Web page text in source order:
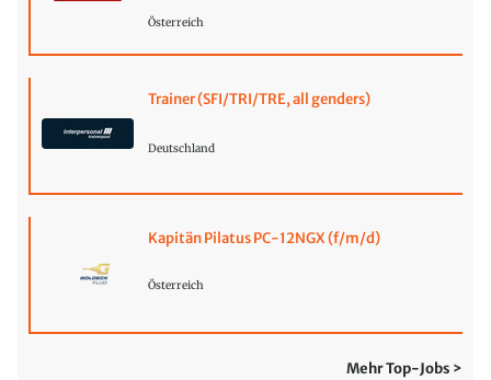
Österreich
Trainer (SFI/TRI/TRE, all genders)
Deutschland
Kapitän Pilatus PC-12NGX (f/m/d)
Österreich
Mehr Top-Jobs >